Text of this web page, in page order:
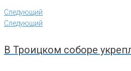
Следующий
Следующий
В Троицком соборе